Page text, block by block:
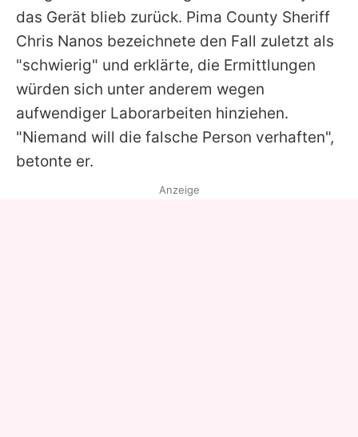
das Gerät blieb zurück. Pima County Sheriff
Chris Nanos bezeichnete den Fall zuletzt als
"schwierig" und erklärte, die Ermittlungen
würden sich unter anderem wegen
aufwendiger Laborarbeiten hinziehen.
"Niemand will die falsche Person verhaften",
betonte er.
Anzeige